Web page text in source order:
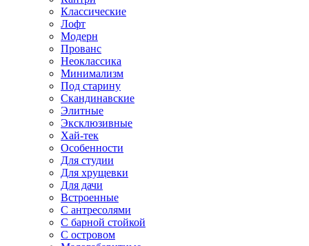
Классические
Лофт
Модерн
Прованс
Неоклассика
Минимализм
Под старину
Скандинавские
Элитные
Эксклюзивные
Хай-тек
Особенности
Для студии
Для хрущевки
Для дачи
Встроенные
С антресолями
С барной стойкой
С островом